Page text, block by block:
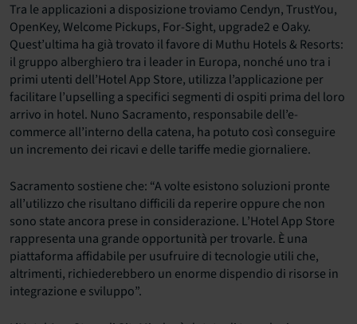
Tra le applicazioni a disposizione troviamo Cendyn, TrustYou,
OpenKey, Welcome Pickups, For-Sight, upgrade2 e Oaky.
Quest’ultima ha già trovato il favore di Muthu Hotels & Resorts:
il gruppo alberghiero tra i leader in Europa, nonché uno tra i
primi utenti dell’Hotel App Store, utilizza l’applicazione per
facilitare l’upselling a specifici segmenti di ospiti prima del loro
arrivo in hotel. Nuno Sacramento, responsabile dell’e-
commerce all’interno della catena, ha potuto così conseguire
un incremento dei ricavi e delle tariffe medie giornaliere.
Sacramento sostiene che: “A volte esistono soluzioni pronte
all’utilizzo che risultano difficili da reperire oppure che non
sono state ancora prese in considerazione. L’Hotel App Store
rappresenta una grande opportunità per trovarle. È una
piattaforma affidabile per usufruire di tecnologie utili che,
altrimenti, richiederebbero un enorme dispendio di risorse in
integrazione e sviluppo”.